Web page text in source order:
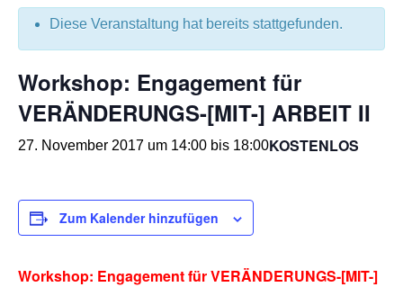
Diese Veranstaltung hat bereits stattgefunden.
Workshop: Engagement für
VERÄNDERUNGS-[MIT-] ARBEIT II
27. November 2017 um 14:00 bis 18:00KOSTENLOS
Workshop: Engagement für VERÄNDERUNGS-[MIT-]
Zum Kalender hinzufügen